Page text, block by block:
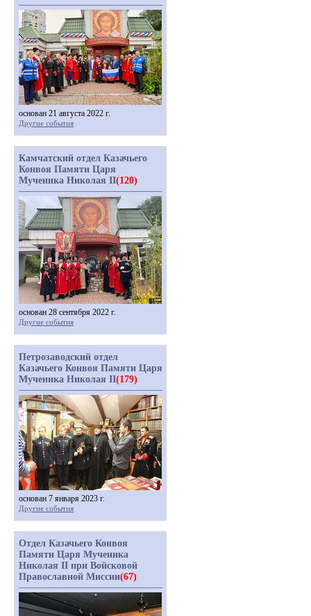
основан 21 августа 2022 г.
Другие события
Камчатский отдел Казачьего
Конвоя Памяти Царя
Мученика Николая II(120)
основан 28 сентября 2022 г.
Другие события
Петрозаводский отдел
Казачьего Конвоя Памяти Царя
Мученика Николая II(179)
основан 7 января 2023 г.
Другие события
Отдел Казачьего Конвоя
Памяти Царя Мученика
Николая II при Войсковой
Православной Миссии(67)